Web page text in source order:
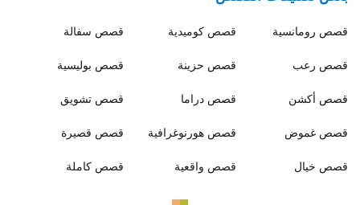
قصص رومانسية قصص كوميدية قصص سفالة
قصص رعب قصص حزينة قصص بوليسية
قصص أكشن قصص دراما قصص تشويق
قصص غموض قصص هورنوغرافية قصص قصيرة
قصص خيال قصص واقعية قصص كاملة